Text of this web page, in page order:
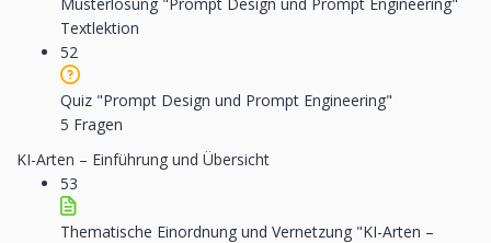
Textlektion
52
Quiz "Prompt Design und Prompt Engineering"
5 Fragen
KI-Arten – Einführung und Übersicht
53
Thematische Einordnung und Vernetzung "KI-Arten –